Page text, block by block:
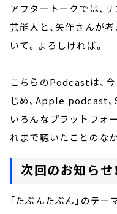
アフタートークでは、
芸能人と、矢作さんが
いて。よろしければ。
こちらのPodcastは、
じめ、Apple podcast
いろんなプラットフォ
れまで聴いたことのな
次回のお知らせ！
「たぶんたぶん」のテー